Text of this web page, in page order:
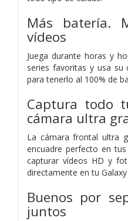
Más batería.
vídeos
Juega durante horas y
series favoritas y usa su
para tenerlo al 100% de
Captura todo
cámara ultra
La cámara frontal ultra
encuadre perfecto en
capturar vídeos HD y
directamente en tu Galaxy
Buenos por
juntos